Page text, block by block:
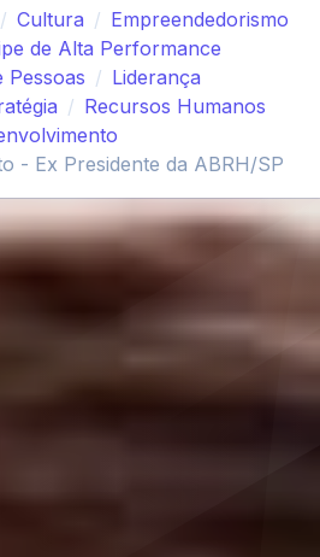
Cultura
Empreendedorismo
de Alta Performance
Pessoas
Liderança
Recursos Humanos
- Ex Presidente da ABRH/SP